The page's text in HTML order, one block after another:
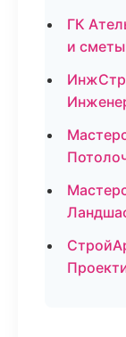
ГК
и сметы